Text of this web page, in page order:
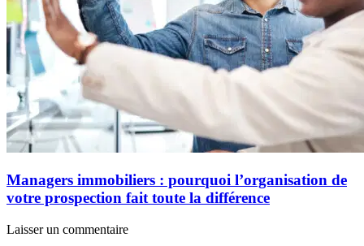
Managers immobiliers : pourquoi l’organisation de
votre prospection fait toute la différence
Laisser un commentaire